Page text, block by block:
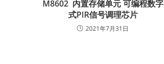
M8602 内置存储单元 可编程数字
式PIR信号调理芯片
2021年7月31日